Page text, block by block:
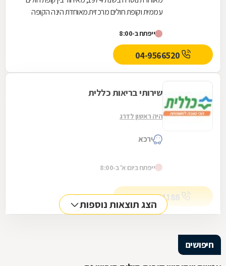
עממית וקופת חולים מרכזית.מאוחדת הינה הקופה
מעגל...
ייפתח ב-8:00
04-9566520
שירותי בריאות כללית
היה ראשון לדרג
ירכא
ייפתח ביום א' ב-8:00
הצג תוצאות נוספות
חיפושים